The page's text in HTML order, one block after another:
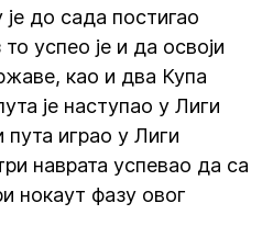
до сада постигао
успео је и да освоји
као и два Купа
је наступао у Лиги
играо у Лиги
наврата успевао да са
нокаут фазу овог